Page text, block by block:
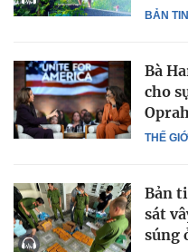
BẢN
THẾ
Bà
cho
Bản
sát
súng